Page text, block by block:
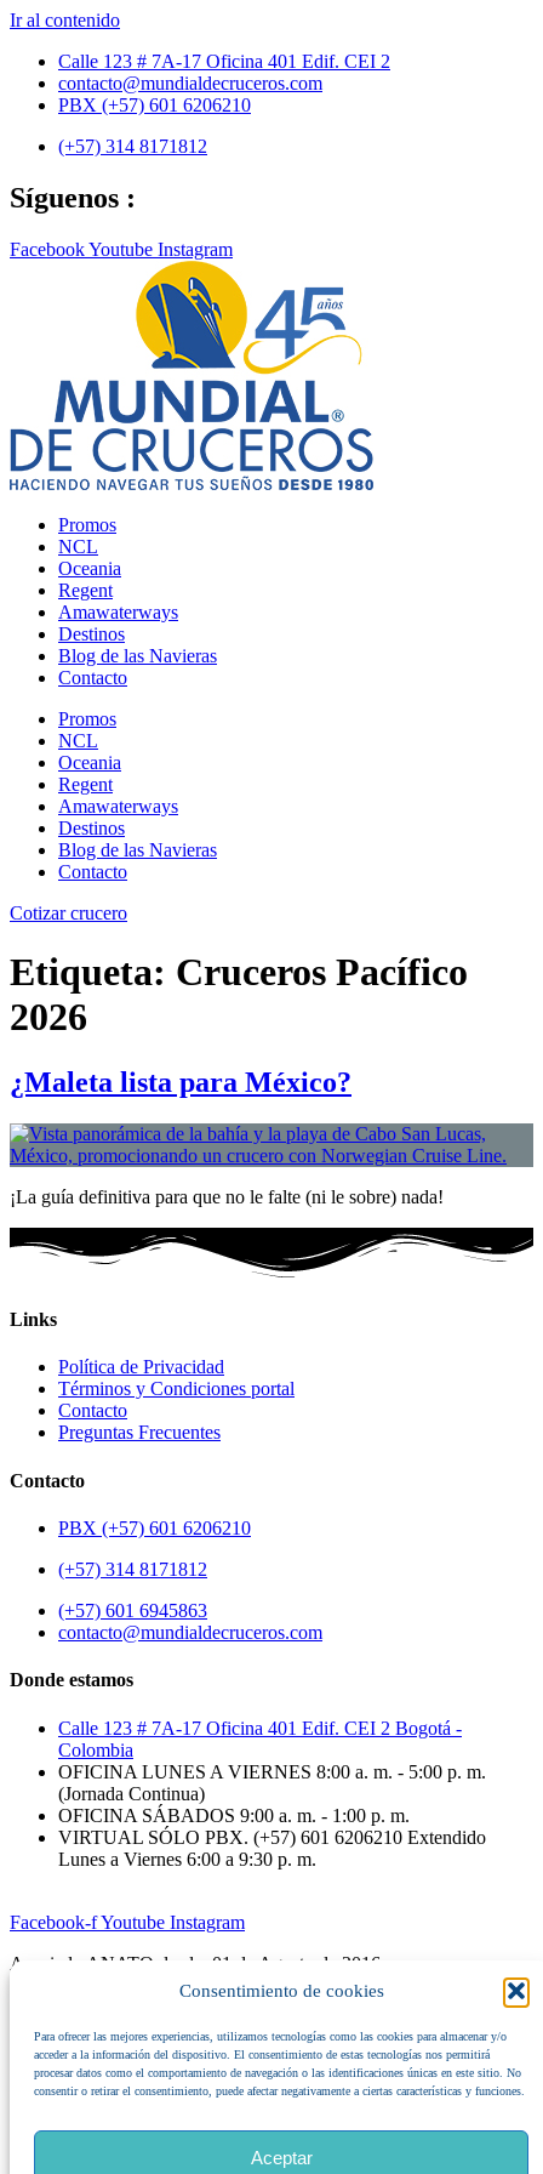
Consentimiento de cookies
Para ofrecer las mejores experiencias, utilizamos tecnologías como las cookies para almacenar y/o
acceder a la información del dispositivo. El consentimiento de estas tecnologías nos permitirá
procesar datos como el comportamiento de navegación o las identificaciones únicas en este sitio. No
consentir o retirar el consentimiento, puede afectar negativamente a ciertas características y funciones.
Aceptar
Ir al contenido
Calle 123 # 7A-17 Oficina 401 Edif. CEI 2
contacto@mundialdecruceros.com
PBX (+57) 601 6206210
(+57) 314 8171812
Síguenos :
FacebookYoutube Instagram
Promos
NCL
Oceania
Regent
Amawaterways
Destinos
Blog de las Navieras
Contacto
Promos
NCL
Oceania
Regent
Amawaterways
Destinos
Blog de las Navieras
Contacto
Cotizar crucero
Etiqueta: Cruceros Pacífico
2026
¿Maleta lista para México?
¡La guía definitiva para que no le falte (ni le sobre) nada!
Links
Política de Privacidad
Términos y Condiciones portal
Contacto
Preguntas Frecuentes
Contacto
PBX (+57) 601 6206210
(+57) 314 8171812
(+57) 601 6945863
contacto@mundialdecruceros.com
Donde estamos
Calle 123 # 7A-17 Oficina 401 Edif. CEI 2 Bogotá -
Colombia
OFICINA LUNES A VIERNES 8:00 a. m. - 5:00 p. m.
(Jornada Continua)
OFICINA SÁBADOS 9:00 a. m. - 1:00 p. m.
VIRTUAL SÓLO PBX. (+57) 601 6206210 Extendido
Lunes a Viernes 6:00 a 9:30 p. m.
Facebook-fYoutube Instagram
Asociado ANATO desde: 01 de Agosto de 2016
@2026 – Todos los Derechos Reservados SND Representaciones
SAS (Nit. 800.202.687-9) – Mundial de Cruceros
IATA 93-3 5236 2
«Estamos comprometidos con el turismo responsable y sostenible:
y comercial de menores de edad (ESCNNA).»